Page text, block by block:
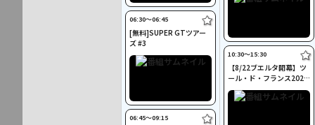
06:30〜06:45
[無料]SUPER GTツアー
ズ #3
06:45〜09:15
10:30〜15:30
【8/22ブエルタ開幕】ツ
ール・ド・フランス2026
第15ステージ Cycle*